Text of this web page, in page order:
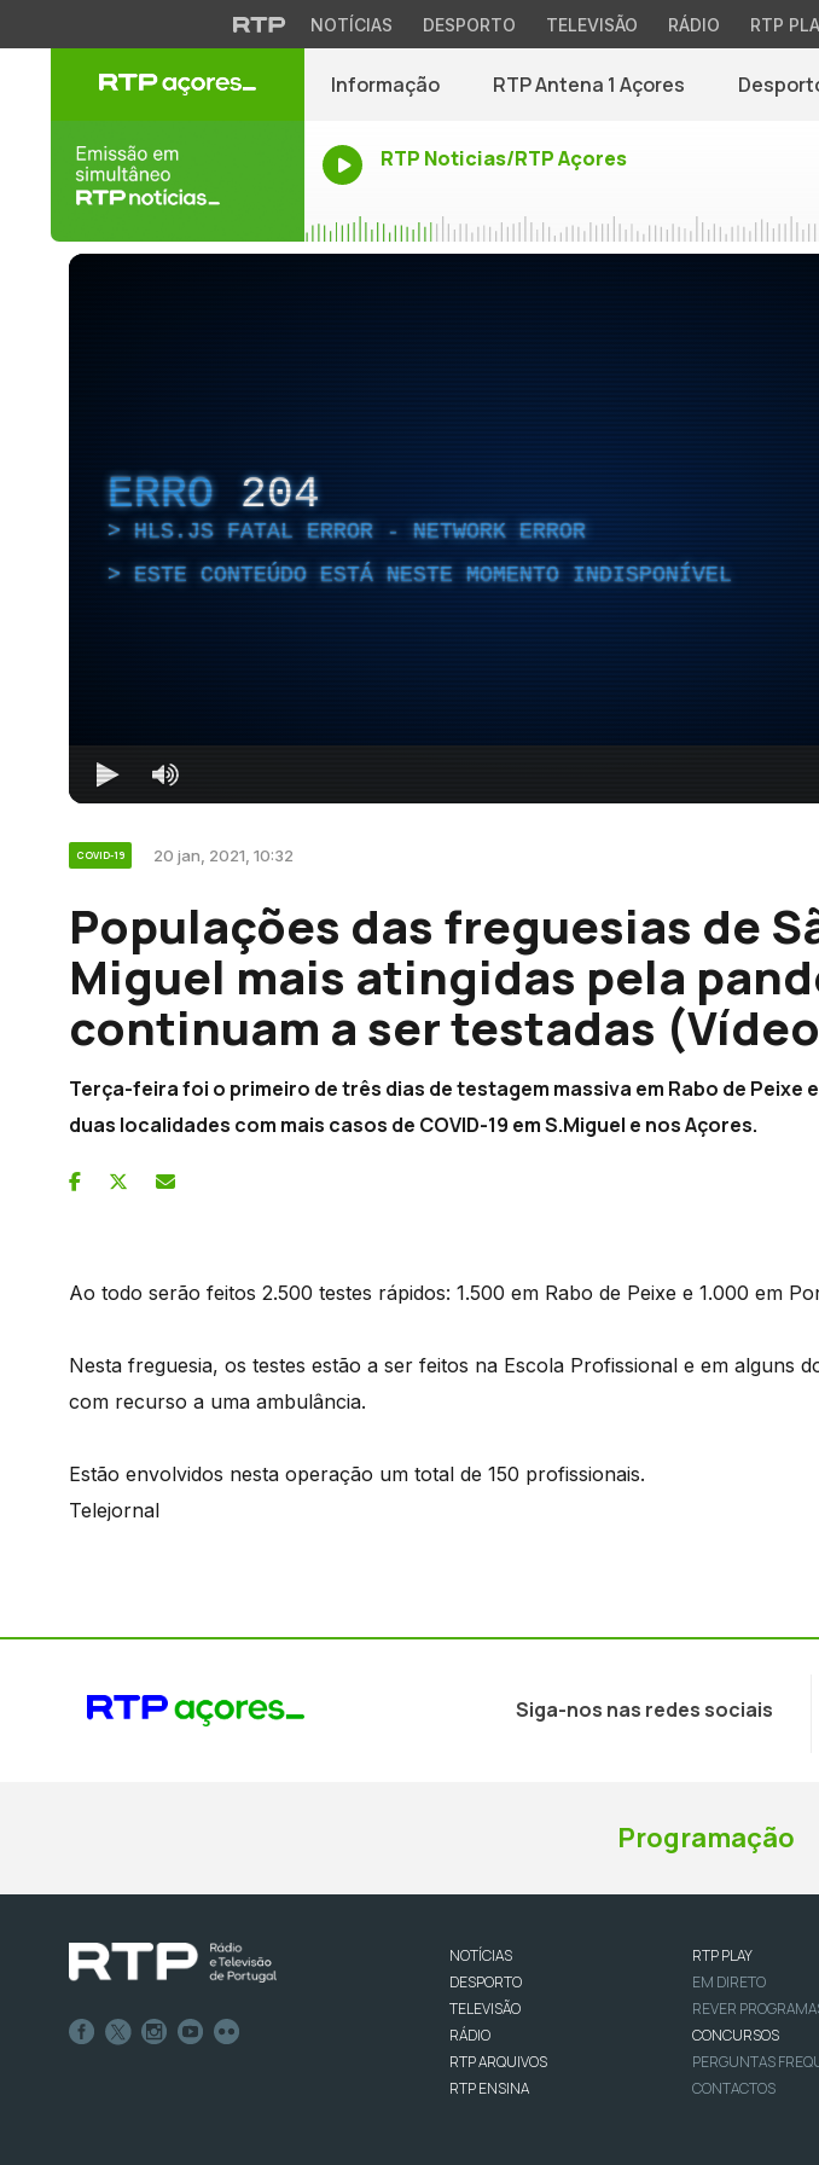
NOTÍCIAS DESPORTO TELEVISÃO RÁDIO RTP
Informação RTP Antena 1 Açores
RTP Noticias/RTP Açores
ERRO 204
HLS.JS FATAL ERROR - NETWORK ERROR
ESTE CONTEÚDO ESTÁ NESTE MOMENTO INDISPONÍVEL
COVID-19 20 jan, 2021, 10:32
Populações das freguesias de
Miguel mais atingidas pela
continuam a ser testadas
Terça-feira foi o primeiro de três dias de testagem massiva em Rabo de Peixe
duas localidades com mais casos de COVID-19 em S.Miguel e nos Açores.
Ao todo serão feitos 2.500 testes rápidos: 1.500 em Rabo de Peixe e 1.000 em
Nesta freguesia, os testes estão a ser feitos na Escola Profissional e em alguns
com recurso a uma ambulância.
Estão envolvidos nesta operação um total de 150 profissionais.
Telejornal
Siga-nos nas redes sociais
Programação
NOTÍCIAS
DESPORTO
TELEVISÃO
RÁDIO
RTP ARQUIVOS
RTP ENSINA
RTP PLAY
EM DIRETO
REVER
CONCURSOS
PERGUNTAS
CONTACTOS